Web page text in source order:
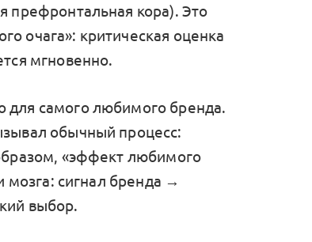
префронтальная кора). Это
очага»: критическая оценка
мгновенно.
самого любимого бренда.
обычный процесс:
«эффект любимого
мозга: сигнал бренда →
выбор.